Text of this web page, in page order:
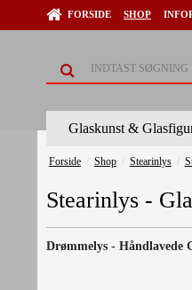
FORSIDE SHOP
Glaskunst &
Forside / Shop / Stearinlys /
Stearinlys -
Drømmelys - Håndlavede